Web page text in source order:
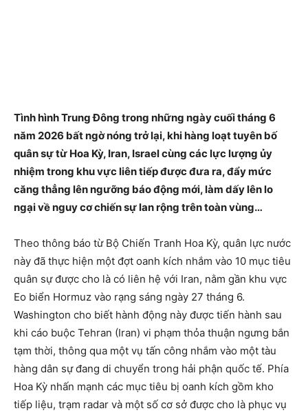
Tình hình Trung Đông trong những ngày cuối tháng 6
năm 2026 bất ngờ nóng trở lại, khi hàng loạt tuyên bố
quân sự từ Hoa Kỳ, Iran, Israel cùng các lực lượng ủy
nhiệm trong khu vực liên tiếp được đưa ra, đẩy mức
căng thẳng lên ngưỡng báo động mới, làm dấy lên lo
ngại về nguy cơ chiến sự lan rộng trên toàn vùng…
Theo thông báo từ Bộ Chiến Tranh Hoa Kỳ, quân lực nước
này đã thực hiện một đợt oanh kích nhắm vào 10 mục tiêu
quân sự được cho là có liên hệ với Iran, nằm gần khu vực
Eo biển Hormuz vào rạng sáng ngày 27 tháng 6.
Washington cho biết hành động này được tiến hành sau
khi cáo buộc Tehran (Iran) vi phạm thỏa thuận ngưng bắn
tạm thời, thông qua một vụ tấn công nhắm vào một tàu
hàng dân sự đang di chuyển trong hải phận quốc tế. Phía
Hoa Kỳ nhấn mạnh các mục tiêu bị oanh kích gồm kho
tiếp liệu, trạm radar và một số cơ sở được cho là phục vụ